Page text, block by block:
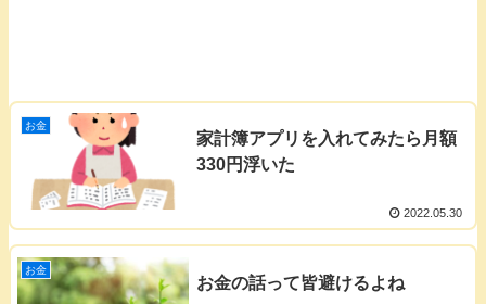
お金
家計簿アプリを入れてみたら月額
330円浮いた
2022.05.30
お金
お金の話って皆避けるよね